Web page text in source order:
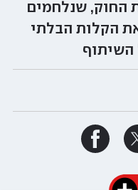
החוק, שנלחמים
הקלות הבלתי